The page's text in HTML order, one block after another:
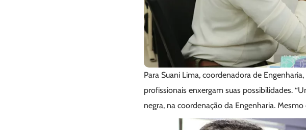
Para Suani Lima, coordenadora de
profissionais enxergam suas possibilidades.
negra, na coordenação da Engenharia.